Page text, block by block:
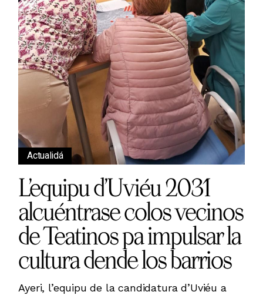
Actualidá
L’equipu d’Uviéu 2031
alcuéntrase colos vecinos
de Teatinos pa impulsar la
cultura dende los barrios
Ayeri, l’equipu de la candidatura d’Uviéu a